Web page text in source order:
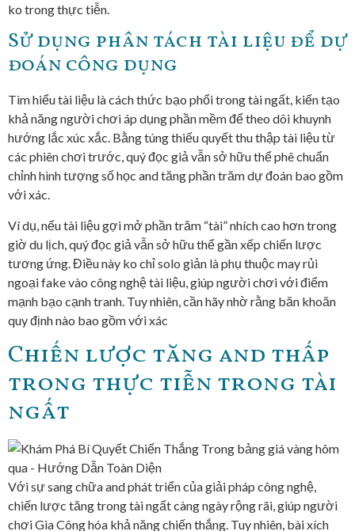
ko trong thực tiễn.
Sử dụng phân tách tài liệu để dự
đoán công dụng
Tìm hiểu tài liệu là cách thức bạo phổi trong tài ngất, kiến tạo
khả năng người chơi áp dụng phần mềm để theo dõi khuynh
hướng lắc xúc xắc. Bằng túng thiếu quyết thu thập tài liệu từ
các phiên chơi trước, quý đọc giả vẫn sở hữu thể phê chuẩn
chỉnh hình tượng số học and tăng phần trăm dự đoán bao gồm
với xác.
Ví dụ, nếu tài liệu gợi mở phần trăm “tài” nhích cao hơn trong
giờ du lịch, quý đọc giả vẫn sở hữu thể gần xếp chiến lược
tương ứng. Điều này ko chỉ solo giản là phụ thuộc may rủi
ngoại fake vào công nghệ tài liệu, giúp người chơi với điểm
mạnh bạo cạnh tranh. Tuy nhiên, cần hãy nhờ rằng băn khoăn
quy định nào bao gồm với xác
Chiến lược tăng and thấp
trong thực tiễn trong tài
ngất
Với sự sang chữa and phát triển của giải pháp công nghệ,
chiến lược tăng trong tài ngất càng ngày rộng rãi, giúp người
chơi Gia Công hóa khả năng chiến thắng. Tuy nhiên, bài xích